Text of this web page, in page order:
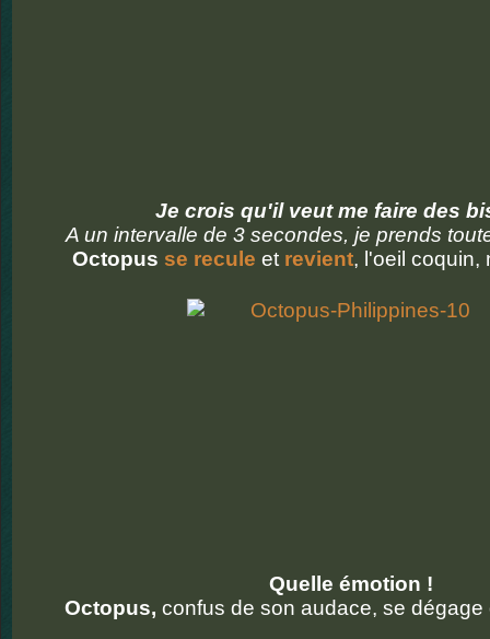
Je crois qu'il veut me faire des
A un intervalle de 3 secondes, je prends
Octopus se recule et revient, l'oeil coquin,
Quelle émotion !
Octopus, confus de son audace, se dégage